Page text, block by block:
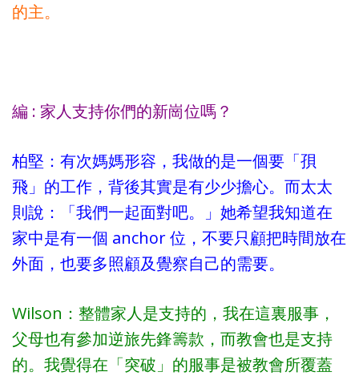
的主。
編 : 家人支持你們的新崗位嗎？
柏堅：有次媽媽形容，我做的是一個要「孭
飛」的工作，背後其實是有少少擔心。而太太
則說：「我們一起面對吧。」她希望我知道在
家中是有一個 anchor 位，不要只顧把時間放在
外面，也要多照顧及覺察自己的需要。
Wilson：整體家人是支持的，我在這裏服事，
父母也有參加逆旅先鋒籌款，而教會也是支持
的。我覺得在「突破」的服事是被教會所覆蓋